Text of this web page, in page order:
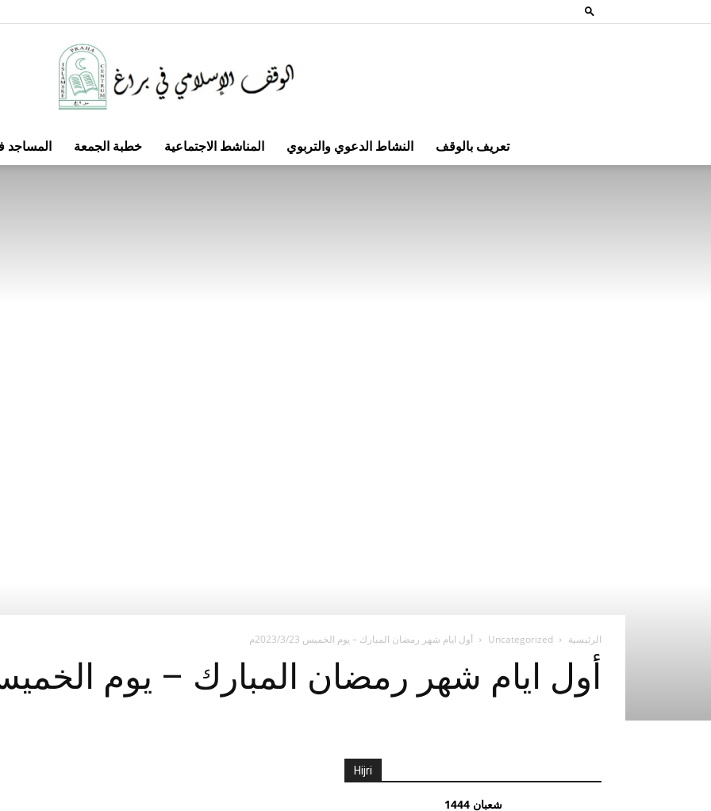
المساجد خطبة الجمعة المناشط الاجتماعية النشاط الدعوي والتربوي تعريف بالوقف
الرئيسية Uncategorized أول ايام شهر رمضان المبارك – يوم الخميس 2023/3/23م
أول ايام شهر رمضان المبارك – يوم الخميس 2023/3/
Hijri
شعبان 1444